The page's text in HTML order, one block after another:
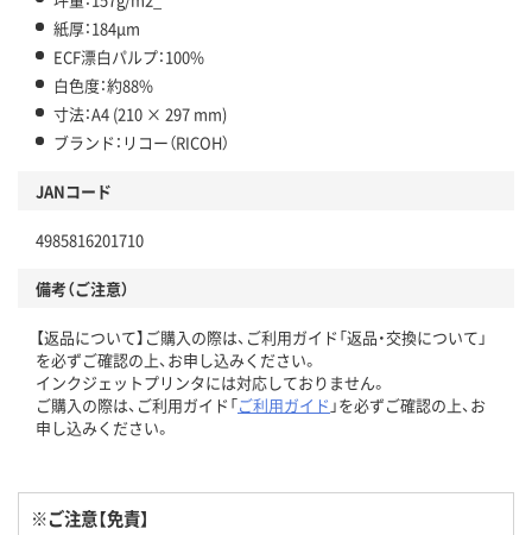
紙厚：184μm
ECF漂白パルプ：100%
白色度：約88%
寸法：A4 (210 × 297 mm)
ブランド：リコー（RICOH）
JANコード
4985816201710
備考（ご注意）
【返品について】ご購入の際は、ご利用ガイド「返品・交換について」
を必ずご確認の上、お申し込みください。
インクジェットプリンタには対応しておりません。
ご購入の際は、ご利用ガイド「ご利用ガイド 」を必ずご確認の上、お
申し込みください。
※ご注意【免責】